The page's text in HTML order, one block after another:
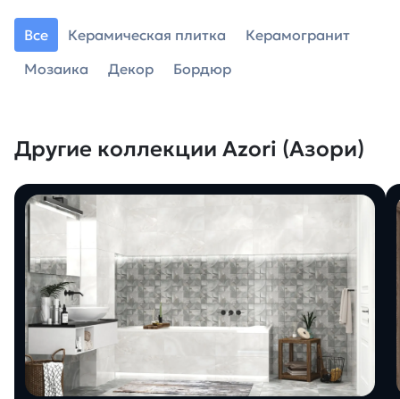
Все Керамическая плитка
Керамогранит
Мозаика
Декор Бордюр
Другие коллекции Azori (Азори)